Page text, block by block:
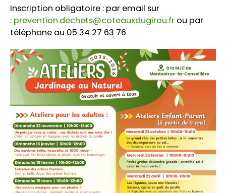
Inscription obligatoire : par email sur
: prevention.dechets@coteauxdugirou.fr ou par
téléphone au 05 34 27 63 76